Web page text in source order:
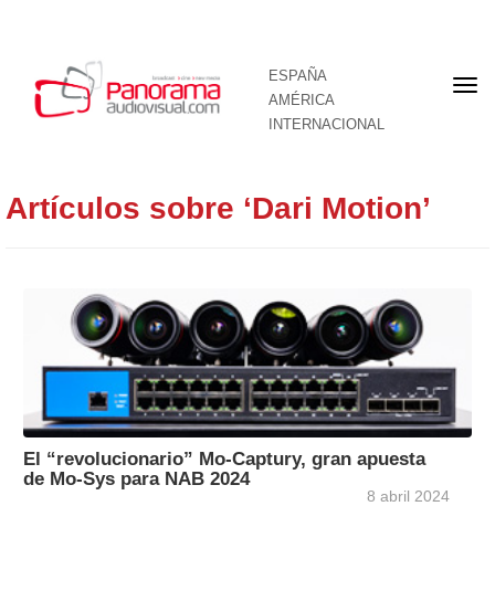
ESPAÑA
AMÉRICA
INTERNACIONAL
Artículos sobre ‘Dari Motion’
El “revolucionario” Mo-Captury, gran apuesta
de Mo-Sys para NAB 2024
8 abril 2024